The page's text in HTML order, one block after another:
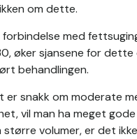
om dette.
forbindelse med
øker sjansene for
behandlingen.
er snakk om moderate
vil man ha meget
volumer, er det